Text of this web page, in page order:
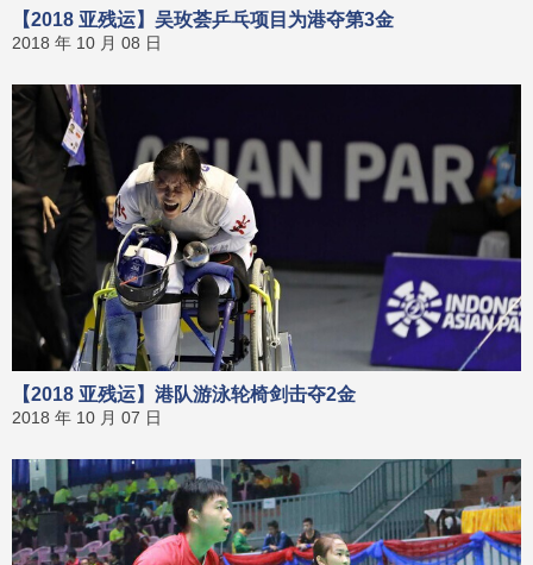
【2018 亚残运】吴玫荟乒乓项目为港夺第3金
2018 年 10 月 08 日
【2018 亚残运】港队游泳轮椅剑击夺2金
2018 年 10 月 07 日